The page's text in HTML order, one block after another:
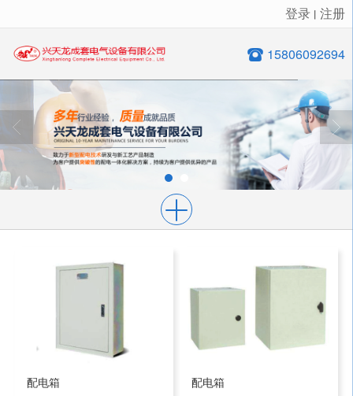
很遗憾，因您的浏览器版本过低导致无法获得最佳浏览体验，推荐下载安装谷歌浏览器！
登录 丨 注册
15806092694
配电箱 配电箱